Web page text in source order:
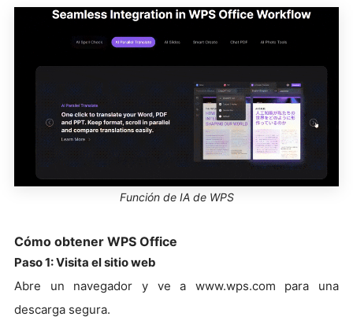
Función de IA de WPS
Cómo obtener WPS Office
Paso 1:Visita el sitio web
Abre un navegador y ve a www.wps.com para una
descarga segura.